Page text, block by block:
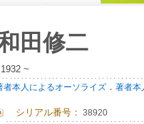
田修二
~
者本人によるオーソライズ． 著者本
シリアル番号： 38920